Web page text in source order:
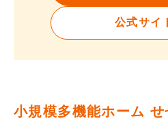
公式サイ
小規模多機能ホーム